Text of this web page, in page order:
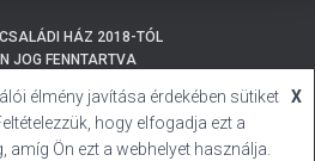
HÁZ 2018-TÓL
JOG FENNTARTVA
BALATONMÁRIAFÜRDŐ
HIVATALOS HONLAP
élmény javítása érdekében sütiket
hogy elfogadja ezt a
Ön ezt a webhelyet használja.
X